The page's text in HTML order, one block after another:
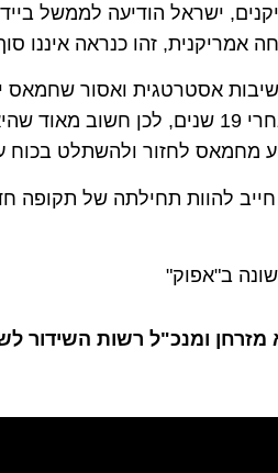
ישראל הודיעה לממשל
אמריקנית, זהו כנראה איננו
אסטרטגית ואסור שחמאס
2005 ושבה אליו אחרי 19 שנים,
מחמאס לחזור ולהשתלט בכוח
חייב להוות תחילתה של
ב"אפוק"
מזרחן ומנכ"ל רשות השידור